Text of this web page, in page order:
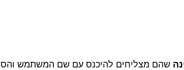
שהם מצליחים להיכנס עם שם המשתמש